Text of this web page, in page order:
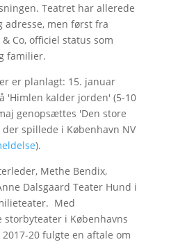
Teatret har allerede
men først fra
Co, officiel status som
familier.
er planlagt: 15. januar
'Himlen kalder jorden' (5-10
genopsættes 'Den store
der spillede i København NV
).
Methe Bendix,
Dalsgaard Teater Hund i
Med
i Københavns
20 fulgte en aftale om